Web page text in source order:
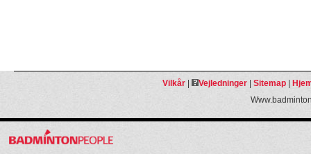
Vilkår| Vejledninger| Sitemap|